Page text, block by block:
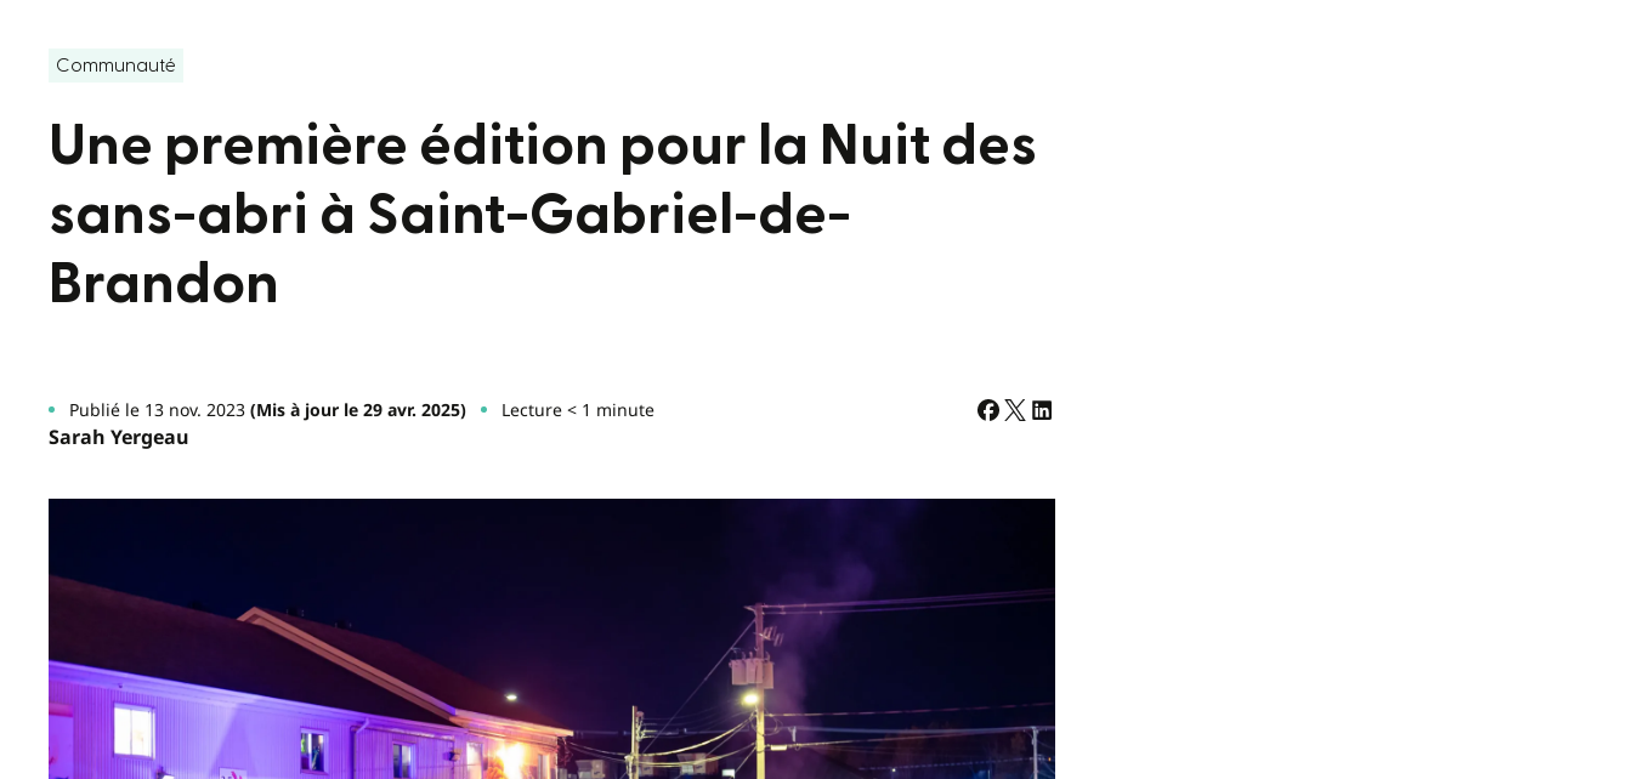
Communauté
Une première édition pour la Nuit des
sans-abri à Saint-Gabriel-de-
Brandon
Publié le 13 nov. 2023(Mis à jour le 29 avr. 2025) Lecture < 1 minute
Sarah Yergeau